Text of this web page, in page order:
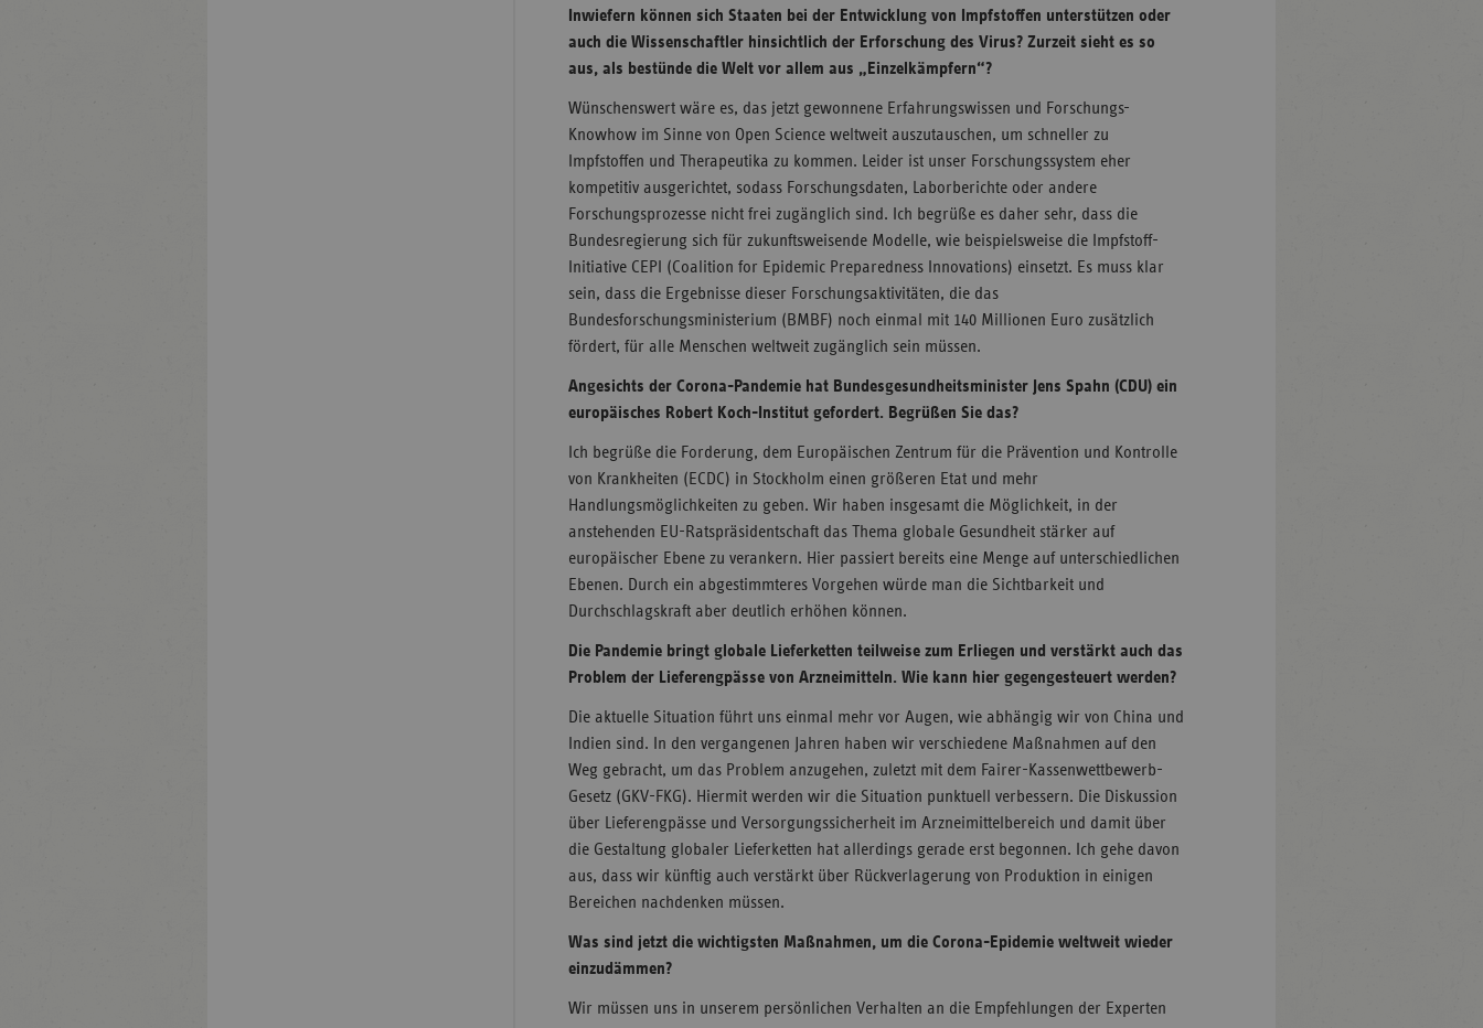
Inwiefern können sich Staaten bei der Entwicklung von Impfstoffen unterstützen oder
auch die Wissenschaftler hinsichtlich der Erforschung des Virus? Zurzeit sieht es so
aus, als bestünde die Welt vor allem aus „Einzelkämpfern“?
Wünschenswert wäre es, das jetzt gewonnene Erfahrungswissen und Forschungs-
Knowhow im Sinne von Open Science weltweit auszutauschen, um schneller zu
Impfstoffen und Therapeutika zu kommen. Leider ist unser Forschungssystem eher
kompetitiv ausgerichtet, sodass Forschungsdaten, Laborberichte oder andere
Forschungsprozesse nicht frei zugänglich sind. Ich begrüße es daher sehr, dass die
Bundesregierung sich für zukunftsweisende Modelle, wie beispielsweise die Impfstoff-
Initiative CEPI (Coalition for Epidemic Preparedness Innovations) einsetzt. Es muss klar
sein, dass die Ergebnisse dieser Forschungsaktivitäten, die das
Bundesforschungsministerium (BMBF) noch einmal mit 140 Millionen Euro zusätzlich
fördert, für alle Menschen weltweit zugänglich sein müssen.
Angesichts der Corona-Pandemie hat Bundesgesundheitsminister Jens Spahn (CDU) ein
europäisches Robert Koch-Institut gefordert. Begrüßen Sie das?
Ich begrüße die Forderung, dem Europäischen Zentrum für die Prävention und Kontrolle
von Krankheiten (ECDC) in Stockholm einen größeren Etat und mehr
Handlungsmöglichkeiten zu geben. Wir haben insgesamt die Möglichkeit, in der
anstehenden EU-Ratspräsidentschaft das Thema globale Gesundheit stärker auf
europäischer Ebene zu verankern. Hier passiert bereits eine Menge auf unterschiedlichen
Ebenen. Durch ein abgestimmteres Vorgehen würde man die Sichtbarkeit und
Durchschlagskraft aber deutlich erhöhen können.
Die Pandemie bringt globale Lieferketten teilweise zum Erliegen und verstärkt auch das
Problem der Lieferengpässe von Arzneimitteln. Wie kann hier gegengesteuert werden?
Die aktuelle Situation führt uns einmal mehr vor Augen, wie abhängig wir von China und
Indien sind. In den vergangenen Jahren haben wir verschiedene Maßnahmen auf den
Weg gebracht, um das Problem anzugehen, zuletzt mit dem Fairer-Kassenwettbewerb-
Gesetz (GKV-FKG). Hiermit werden wir die Situation punktuell verbessern. Die Diskussion
über Lieferengpässe und Versorgungssicherheit im Arzneimittelbereich und damit über
die Gestaltung globaler Lieferketten hat allerdings gerade erst begonnen. Ich gehe davon
aus, dass wir künftig auch verstärkt über Rückverlagerung von Produktion in einigen
Bereichen nachdenken müssen.
Was sind jetzt die wichtigsten Maßnahmen, um die Corona-Epidemie weltweit wieder
einzudämmen?
Wir müssen uns in unserem persönlichen Verhalten an die Empfehlungen der Experten